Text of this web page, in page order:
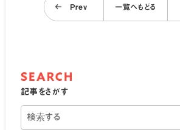
Prev 一覧へもどる
記事をさがす